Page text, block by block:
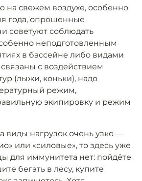
на свежем воздухе, особенно
года, опрошенные
советуют соблюдать
неподготовленным
в бассейне либо видами
с воздействием
(лыжи, коньки), надо
режим,
экипировку и режим
виды нагрузок очень узко —
или «силовые», то здесь уже
для иммунитета нет: пойдёте
бегать в лесу, купите